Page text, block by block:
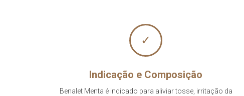
✓
Indicação e Composição
Benalet Menta é indicado para aliviar tosse, irritação da